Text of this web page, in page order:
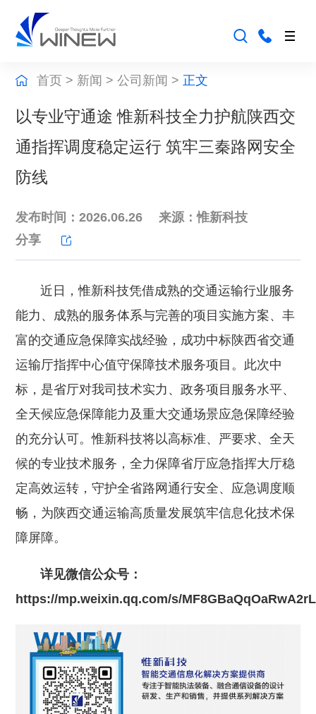
首页 > 新闻 >公司新闻 > 正文
以专业守通途 惟新科技全力护航陕西交
通指挥调度稳定运行 筑牢三秦路网安全
防线
发布时间：2026.06.26
来源：惟新科技
分享
近日，惟新科技凭借成熟的交通运输行业服务
能力、成熟的服务体系与完善的项目实施方案、丰
富的交通应急保障实战经验，成功中标陕西省交通
运输厅指挥中心值守保障技术服务项目。此次中
标，是省厅对我司技术实力、政务项目服务水平、
全天候应急保障能力及重大交通场景应急保障经验
的充分认可。惟新科技将以高标准、严要求、全天
候的专业技术服务，全力保障省厅应急指挥大厅稳
定高效运转，守护全省路网通行安全、应急调度顺
畅，为陕西交通运输高质量发展筑牢信息化技术保
障屏障。
详见微信公众号：
https://mp.weixin.qq.com/s/